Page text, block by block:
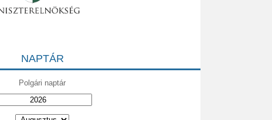
NAPTÁR
Polgári naptár